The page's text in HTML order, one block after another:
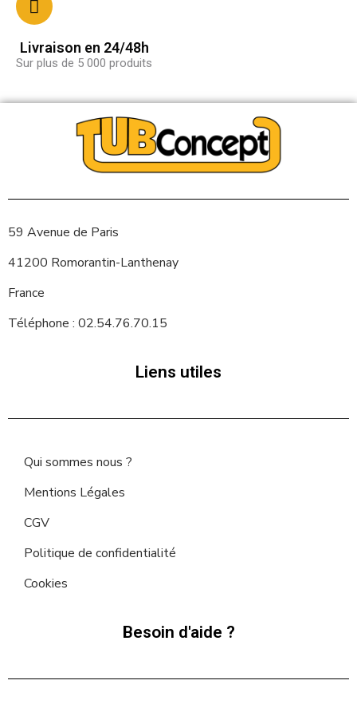
Livraison en 24/48h
Sur plus de 5 000 produits
59 Avenue de Paris
41200 Romorantin-Lanthenay
France
Téléphone : 02.54.76.70.15
Liens utiles
Qui sommes nous ?
Mentions Légales
CGV
Politique de confidentialité
Cookies
Besoin d'aide ?